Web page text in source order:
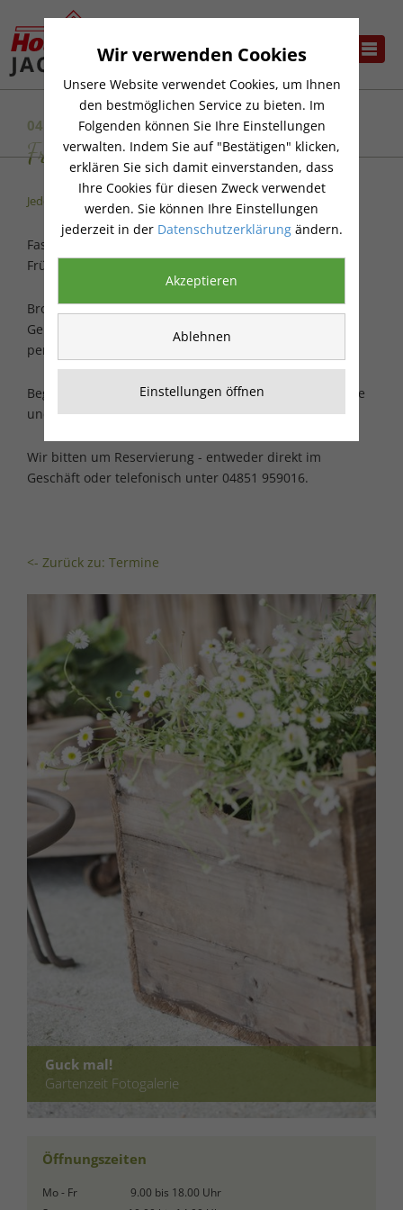
04.08.2026
Frühstück in der Gartenzeit
Jeden ersten Dienstag im Monat!
Fast so schön wie Frühstück am Bett ist unser
Frühstücksbuffet in gemütlicher Atmosphäre.
Brot, Brötchen, Käse, Aufschnitt, frisches Obst und
Gemüse, heißer Kaffee oder Tee versprechen einen
perfekten Start in den Tag.
Beginn ist um 9.30 Uhr. Das Frühstück beinhaltet Kaffee
und Tee satt für 21,90 € p.P.
Wir bitten um Reservierung - entweder direkt im
Geschäft oder telefonisch unter 04851 959016.
<- Zurück zu: Termine
Guck mal!
Gartenzeit Fotogalerie
Öffnungszeiten
Mo - Fr
9.00 bis 18.00 Uhr
Wir verwenden Cookies
Unsere Website verwendet Cookies, um Ihnen
den bestmöglichen Service zu bieten. Im
Folgenden können Sie Ihre Einstellungen
verwalten. Indem Sie auf "Bestätigen" klicken,
erklären Sie sich damit einverstanden, dass
Ihre Cookies für diesen Zweck verwendet
werden. Sie können Ihre Einstellungen
jederzeit in der Datenschutzerklärungändern.
Akzeptieren
Ablehnen
Einstellungen öffnen